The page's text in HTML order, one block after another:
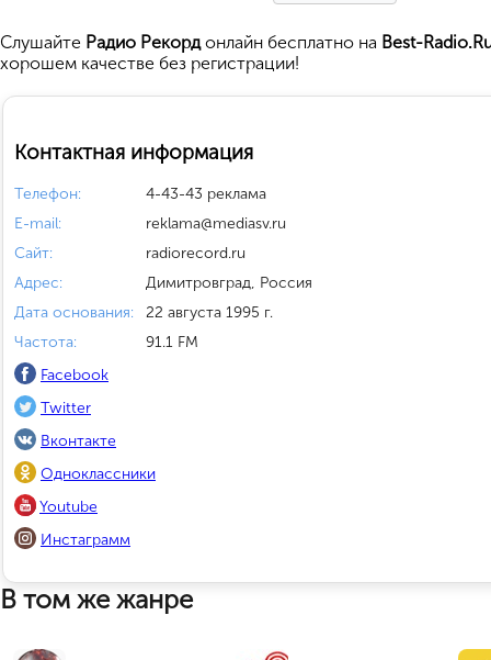
Cлушайте Радио Рекордонлайн бесплатно на Best-
хорошем качестве без регистрации!
Контактная информация
Телефон:
4-43-43 реклама
E-mail:
reklama@mediasv.ru
Сайт:
radiorecord.ru
Адрес:
Димитровград, Россия
Дата основания:
22 августа 1995 г.
Частота:
91.1 FM
Facebook
Twitter
Вконтакте
Одноклассники
Youtube
Инстаграмм
В том же жанре